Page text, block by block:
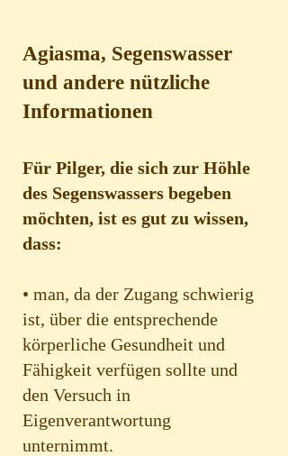
Agiasma, Segenswasser
und andere nützliche
Informationen
Für Pilger, die sich zur Höhle
des Segenswassers begeben
möchten, ist es gut zu wissen,
dass:
• man, da der Zugang schwierig
ist, über die entsprechende
körperliche Gesundheit und
Fähigkeit verfügen sollte und
den Versuch in
Eigenverantwortung
unternimmt.